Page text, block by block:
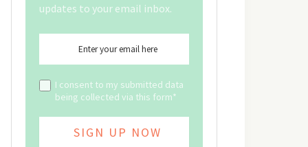
updates to your email inbox.
I consent to my submitted data
being collected via this form*